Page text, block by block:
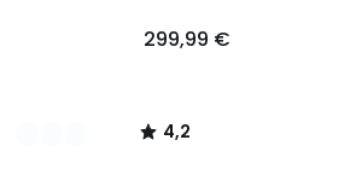
299,99 €
4,2
/